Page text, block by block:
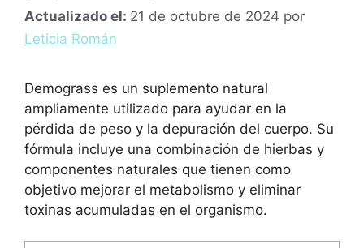
Actualizado el: 21 de octubre de 2024 por
Leticia Román
Demograss es un suplemento natural
ampliamente utilizado para ayudar en la
pérdida de peso y la depuración del cuerpo. Su
fórmula incluye una combinación de hierbas y
componentes naturales que tienen como
objetivo mejorar el metabolismo y eliminar
toxinas acumuladas en el organismo.